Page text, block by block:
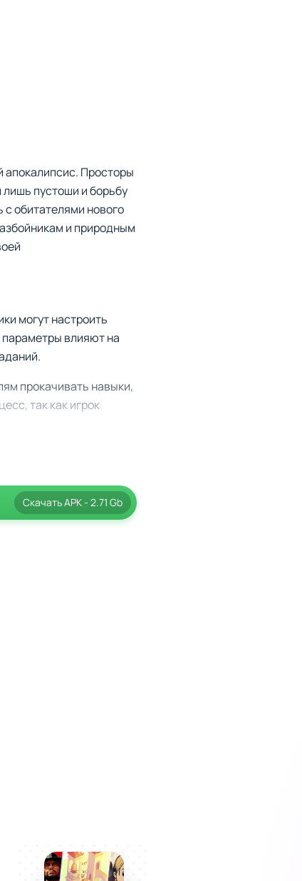
апокалипсис. Просторы
пустоши и борьбу
обитателями нового
и природным
могут настроить
параметры влияют на
прокачивать навыки,
так как игрок
и еды.
СкачатьAPK- 2.71 Gb